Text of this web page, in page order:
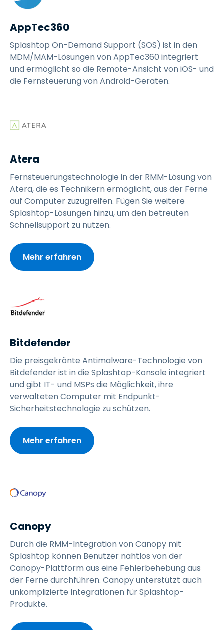
AppTec360
Splashtop On-Demand Support (SOS) ist in den
MDM/MAM-Lösungen von AppTec360 integriert
und ermöglicht so die Remote-Ansicht von iOS- und
die Fernsteuerung von Android-Geräten.
Atera
Fernsteuerungstechnologie in der RMM-Lösung von
Atera, die es Technikern ermöglicht, aus der Ferne
auf Computer zuzugreifen. Fügen Sie weitere
Splashtop-Lösungen hinzu, um den betreuten
Schnellsupport zu nutzen.
Mehr erfahren
Bitdefender
Die preisgekrönte Antimalware-Technologie von
Bitdefender ist in die Splashtop-Konsole integriert
und gibt IT- und MSPs die Möglichkeit, ihre
verwalteten Computer mit Endpunkt-
Sicherheitstechnologie zu schützen.
Mehr erfahren
Canopy
Durch die RMM-Integration von Canopy mit
Splashtop können Benutzer nahtlos von der
Canopy-Plattform aus eine Fehlerbehebung aus
der Ferne durchführen. Canopy unterstützt auch
unkomplizierte Integrationen für Splashtop-
Produkte.